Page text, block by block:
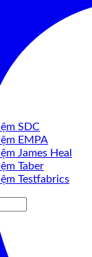
SDC
EMPA
James Heal
Taber
Testfabrics